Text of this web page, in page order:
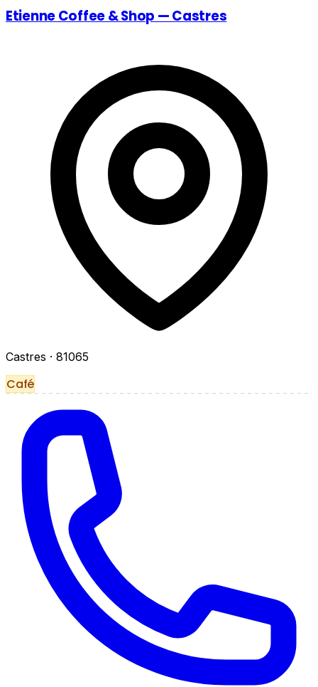
Etienne Coffee & Shop — Castres
Castres · 81065
Café